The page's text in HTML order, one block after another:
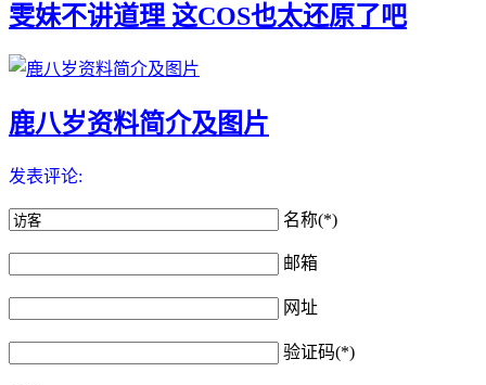
雯妹不讲道理 这COS也太还原了吧
鹿八岁资料简介及图片
发表评论:
名称(*)
邮箱
网址
验证码(*)